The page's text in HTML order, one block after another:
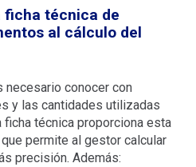
ficha técnica de
al cálculo del
necesario conocer con
y las cantidades utilizadas
ficha técnica proporciona esta
permite al gestor calcular
precisión. Además: